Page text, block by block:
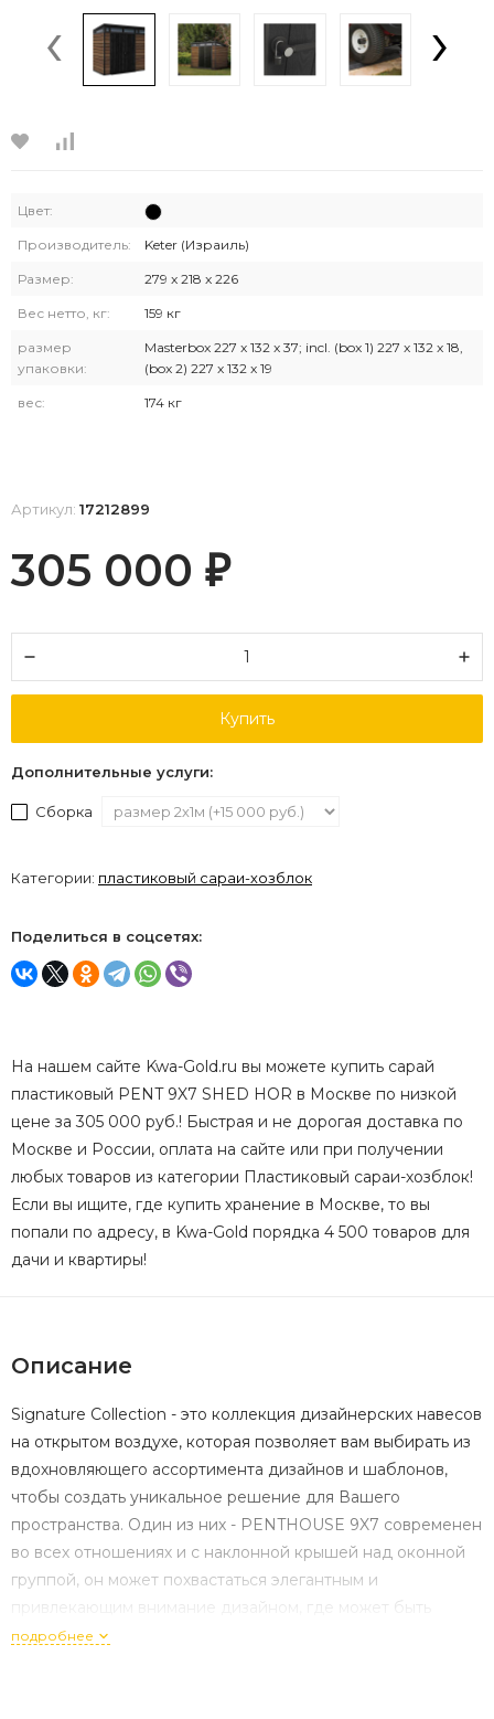
‹ ›
Цвет:
Производитель: Keter (Израиль)
Размер: 279 x 218 x 226
Вес нетто, кг: 159 кг
размер
упаковки:
Masterbox 227 x 132 x 37; incl. (box 1) 227 x 132 x 18,
(box 2) 227 x 132 x 19
вес: 174 кг
Артикул: 17212899
305 000 ₽
Купить
Дополнительные услуги:
Сборка
Категории: пластиковый сараи-хозблок
Поделиться в соцсетях:
На нашем сайте Kwa-Gold.ru вы можете купить сарай
пластиковый PENT 9X7 SHED HOR в Москве по низкой
цене за 305 000 руб.! Быстрая и не дорогая доставка по
Москве и России, оплата на сайте или при получении
любых товаров из категории Пластиковый сараи-хозблок!
Если вы ищите, где купить хранение в Москве, то вы
попали по адресу, в Kwa-Gold порядка 4 500 товаров для
дачи и квартиры!
Описание
Signature Collection - это коллекция дизайнерских навесов
на открытом воздухе, которая позволяет вам выбирать из
вдохновляющего ассортимента дизайнов и шаблонов,
чтобы создать уникальное решение для Вашего
пространства. Один из них - PENTHOUSE 9X7 современен
во всех отношениях и с наклонной крышей над оконной
группой, он может похвастаться элегантным и
привлекающим внимание дизайном, где может быть
расположено все: от рабочей зоны для обустройства
подробнее